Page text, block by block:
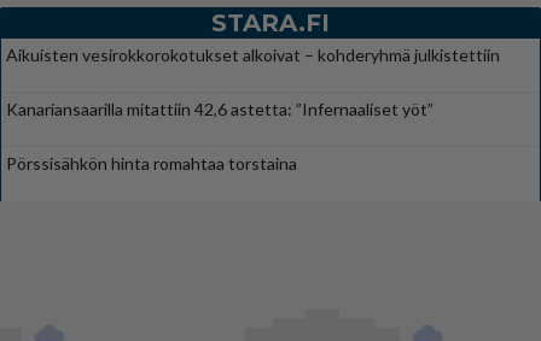
STARA.FI
Aikuisten vesirokkorokotukset alkoivat – kohderyhmä julkistettiin
Kanariansaarilla mitattiin 42,6 astetta: ”Infernaaliset yöt”
Pörssisähkön hinta romahtaa torstaina